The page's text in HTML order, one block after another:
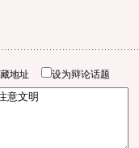
地址 设为辩论话题